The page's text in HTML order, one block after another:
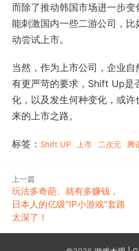
而除了推动韩国市场进一步
能刺激国内一些二游公司，
动尝试上市。
当然，作为上市公司，企业
有更严苛的要求，Shift Up是
化，以及发生何种变化，或
来的上市之路。
标签： Shift UP 上市 二次元 腾
上一篇
玩法多奇葩、就有多赚钱，
日本人的亿级“IP小游戏”套路
太深了！